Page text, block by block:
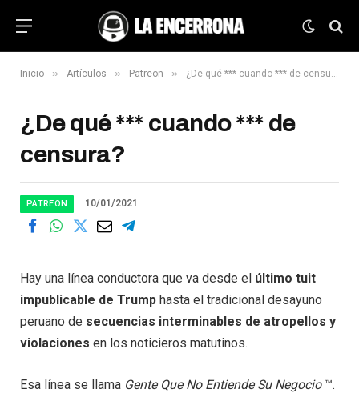
Inicio » Artículos » Patreon » ¿De qué *** cuando *** de censura?
¿De qué *** cuando *** de
censura?
PATREON 10/01/2021
Hay una línea conductora que va desde el último tuit
impublicable de Trump hasta el tradicional desayuno
peruano de secuencias interminables de atropellos y
violaciones en los noticieros matutinos.
Esa línea se llama Gente Que No Entiende Su Negocio™.